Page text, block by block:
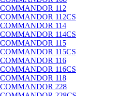
COMMANDOR 112
COMMANDOR 112CS
COMMANDOR 114
COMMANDOR 114CS
COMMANDOR 115
COMMANDOR 115CS
COMMANDOR 116
COMMANDOR 116CS
COMMANDOR 118
COMMANDOR 228